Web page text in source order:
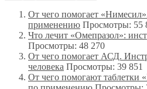
От чего помогает
применению Просмотры: 55
Что лечит «Омепразол»:
Просмотры: 48 270
От чего помогает АСД.
человека Просмотры: 39 851
От чего помогают таблетки